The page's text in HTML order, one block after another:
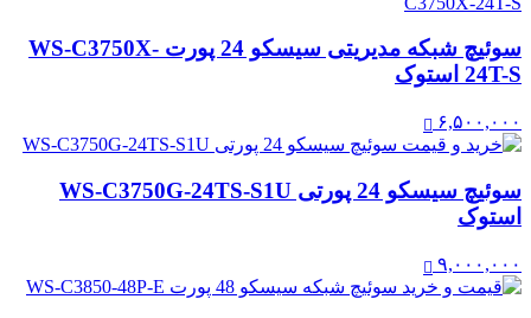
سوئیچ شبکه مدیریتی سیسکو 24 پورت WS-C3750X-
24T-S استوک
۶,۵۰۰,۰۰۰
سوئیچ سیسکو 24 پورتی WS-C3750G-24TS-S1U
استوک
۹,۰۰۰,۰۰۰